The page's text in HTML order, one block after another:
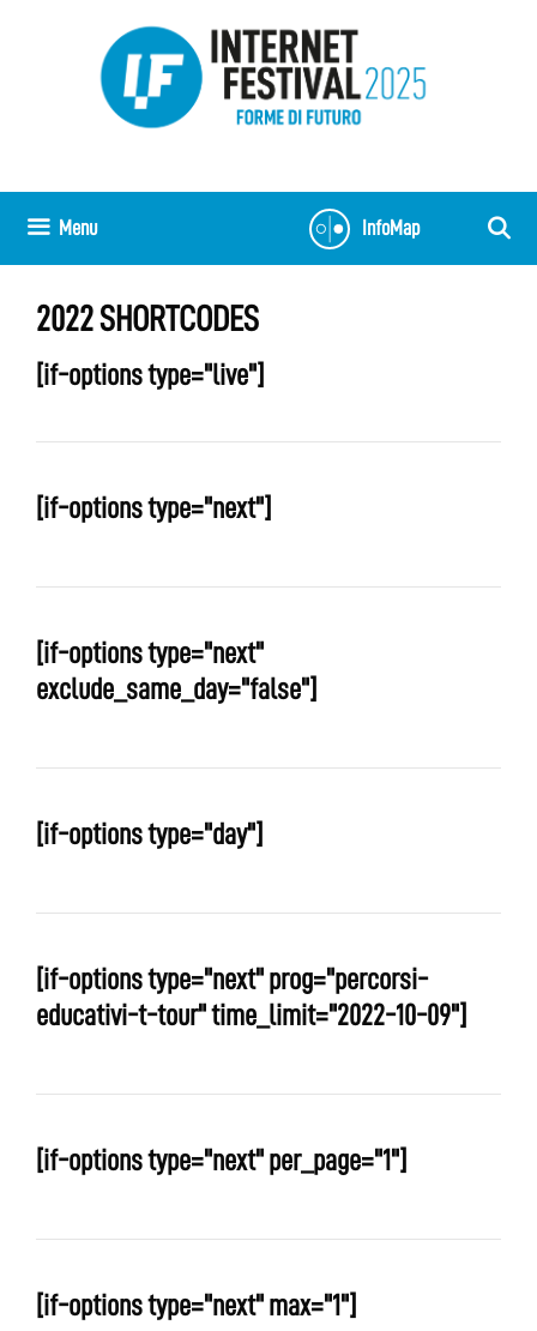
InfoMap
Menu
2022 SHORTCODES
[if-options type="live"]
[if-options type="next"]
[if-options type="next"
exclude_same_day="false"]
[if-options type="day"]
[if-options type="next" prog="percorsi-
educativi-t-tour" time_limit="2022-10-09"]
[if-options type="next" per_page="1"]
[if-options type="next" max="1"]